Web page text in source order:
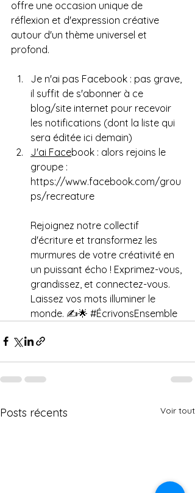
offre une occasion unique de
réflexion et d'expression créative
autour d'un thème universel et
profond.
Je n'ai pas Facebook : pas grave,
il suffit de s'abonner à ce
blog/site internet pour recevoir
les notifications (dont la liste qui
sera éditée ici demain)
J'ai Facebook : alors rejoins le
groupe :
https://www.facebook.com/grou
ps/recreature
Rejoignez notre collectif
d'écriture et transformez les
murmures de votre créativité en
un puissant écho ! Exprimez-vous,
grandissez, et connectez-vous.
Laissez vos mots illuminer le
monde. ✍️🌟 #ÉcrivonsEnsemble
Posts récents Voir tout